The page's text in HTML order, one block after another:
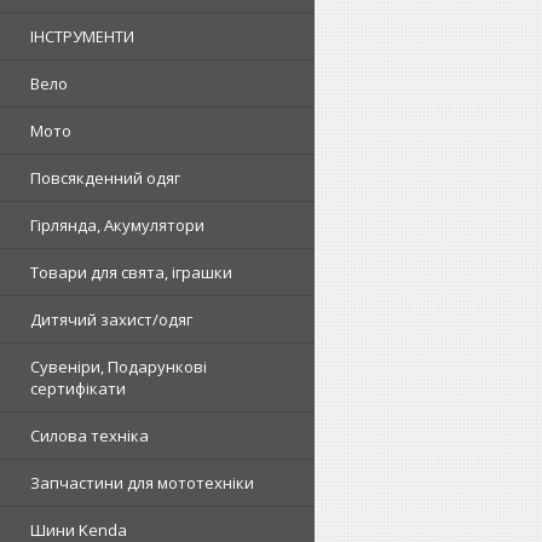
ІНСТРУМЕНТИ
Вело
Мото
Повсякденний одяг
Гірлянда, Акумулятори
Товари для свята, іграшки
Дитячий захист/одяг
Сувеніри, Подарункові
сертифікати
Силова техніка
Запчастини для мототехніки
Шини Kenda